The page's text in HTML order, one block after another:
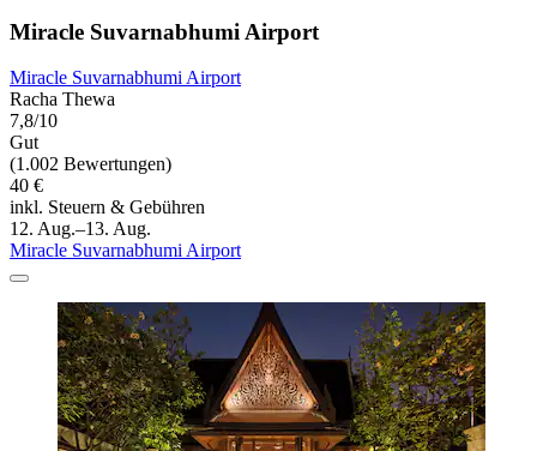
Miracle Suvarnabhumi Airport
Miracle Suvarnabhumi Airport
Racha Thewa
7,8/10
Gut
(1.002 Bewertungen)
40 €
inkl. Steuern & Gebühren
12. Aug.–13. Aug.
Miracle Suvarnabhumi Airport